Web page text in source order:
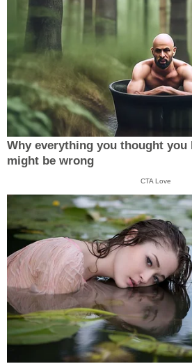
Why everything you thought you
might be wrong
CTA Love